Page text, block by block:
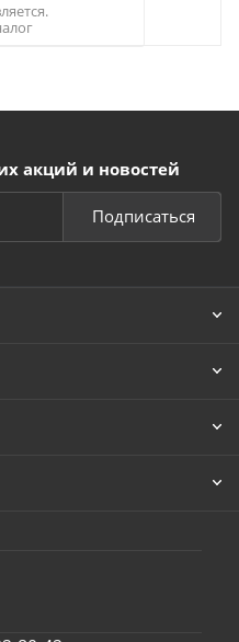
акций и новостей
Подписаться